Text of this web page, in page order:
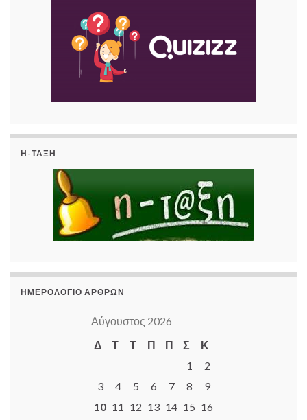
Η-ΤΆΞΗ
ΗΜΕΡΟΛΌΓΙΟ ΆΡΘΡΩΝ
Αύγουστος 2026
Δ
Τ Τ Π Π Σ
Κ
1
2
3
4 5 6 7 8
9
10 11 12 13 14 15 16